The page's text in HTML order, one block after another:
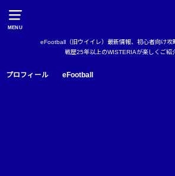
MENU
eFootball（旧ウイイレ）最新情報、初心者向け攻
戦歴25年以上のWISTERIAが楽しくご紹
プロフィール eFootball